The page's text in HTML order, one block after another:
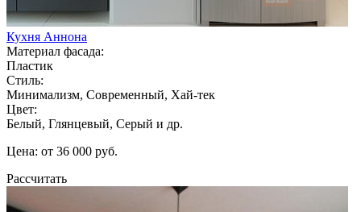
Кухня Аннона
Материал фасада:
Пластик
Стиль:
Минимализм, Современный, Хай-тек
Цвет:
Белый, Глянцевый, Серый и др.
Цена: от 36 000 руб.
Рассчитать